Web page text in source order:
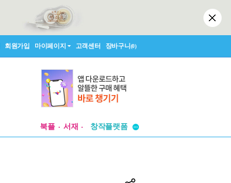
회원가입 마이페이지 고객센터 장바구니(0)
북플 서재
창작플랫폼